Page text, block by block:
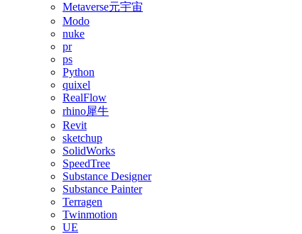
Metaverse元宇宙
Modo
nuke
pr
ps
Python
quixel
RealFlow
rhino犀牛
Revit
sketchup
SolidWorks
SpeedTree
Substance Designer
Substance Painter
Terragen
Twinmotion
UE